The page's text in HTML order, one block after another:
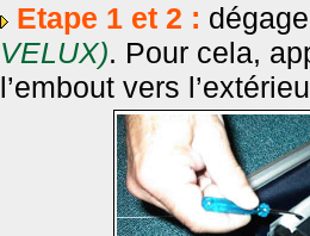
Etape 1 et 2 :
VELUX). Pour cela,
l’embout vers